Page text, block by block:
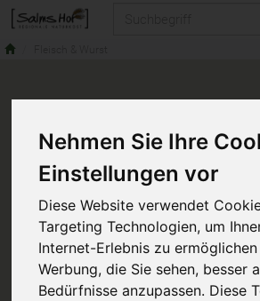
Nehmen Sie Ihre
Einstellungen vor
Diese Website verwendet
Targeting Technologien, um
Internet-Erlebnis zu
Werbung, die Sie sehen, besser
Bedürfnisse anzupassen. Diese